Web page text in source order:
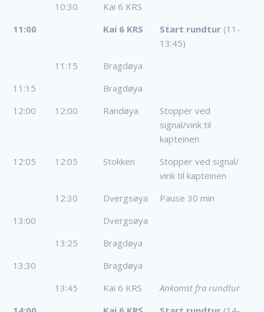
10:30
Kai 6 KRS
11:00
Kai 6 KRS Start rundtur (11-
13:45)
11:15
Bragdøya
11:15
Bragdøya
12:00
12:00 Randøya
Stopper ved
signal/vink til
kapteinen
12:05
12:05 Stokken
Stopper ved signal/
vink til kapteinen
12:30
Dvergsøya
Pause 30 min
13:00
Dvergsøya
13:25
Bragdøya
13:30
Bragdøya
13:45
Kai 6 KRS
Ankomst fra rundtur